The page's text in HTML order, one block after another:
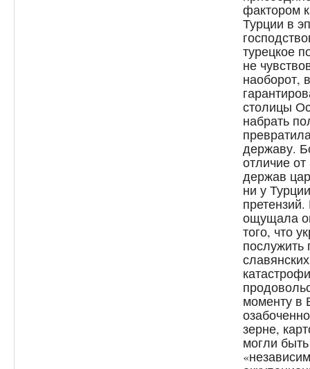
фактором
Турции в
турецкое
не
наоборот,
столицы
набрать
державу.
отличие
держав
ни у
ощущала
того, что
послужить
моменту в
зерне,
могли